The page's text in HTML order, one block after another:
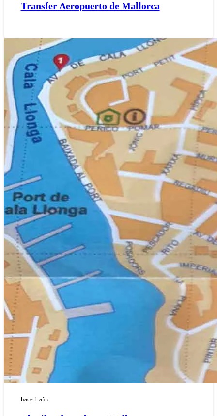
Transfer Aeropuerto de Mallorca
hace 1 año